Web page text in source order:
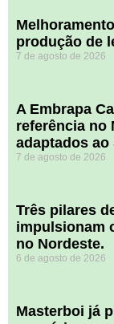
produção de
7 de agosto de 2026
A Embrapa
referência no
adaptados ao
7 de agosto de 2026
​Três pilares
impulsionam
no Nordeste.
6 de agosto de 2026
Masterboi já